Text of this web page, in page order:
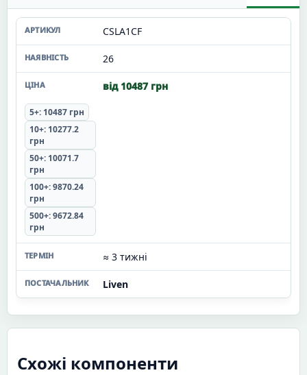
CSLA1CF
26
від 10487 грн
5+: 10487 грн
10+: 10277.2
грн
50+: 10071.7
грн
100+: 9870.24
грн
500+: 9672.84
грн
≈ 3 тижні
Liven
Схожі компоненти